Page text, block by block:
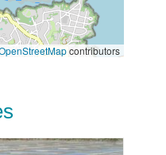
contributors